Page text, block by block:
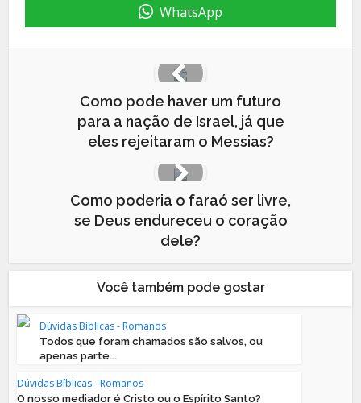
WhatsApp
Como pode haver um futuro
para a nação de Israel, já que
eles rejeitaram o Messias?
Como poderia o faraó ser livre,
se Deus endureceu o coração
dele?
Você também pode gostar
Dúvidas Bíblicas - Romanos
Todos que foram chamados são salvos, ou
apenas parte...
Dúvidas Bíblicas - Romanos
O nosso mediador é Cristo ou o Espírito Santo?